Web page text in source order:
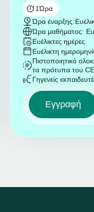
1Ώρα
Ώρα έναρξης:
Ώρα μαθήματος:
Ευέλικτες ημέρες
Ευέλικτη
Πιστοποιητικό
τα πρότυπα του
Γηγενείς
Εγγραφή